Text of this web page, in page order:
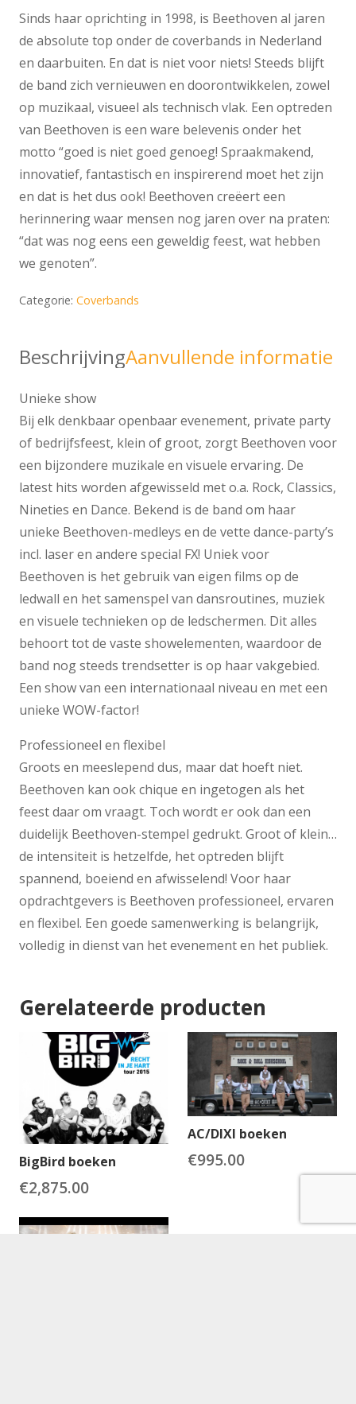
Sinds haar oprichting in 1998, is Beethoven al jaren
de absolute top onder de coverbands in Nederland
en daarbuiten. En dat is niet voor niets! Steeds blijft
de band zich vernieuwen en doorontwikkelen, zowel
op muzikaal, visueel als technisch vlak. Een optreden
van Beethoven is een ware belevenis onder het
motto “goed is niet goed genoeg! Spraakmakend,
innovatief, fantastisch en inspirerend moet het zijn
en dat is het dus ook! Beethoven creëert een
herinnering waar mensen nog jaren over na praten:
“dat was nog eens een geweldig feest, wat hebben
we genoten”.
Categorie: Coverbands
BeschrijvingAanvullende informatie
Unieke show
Bij elk denkbaar openbaar evenement, private party
of bedrijfsfeest, klein of groot, zorgt Beethoven voor
een bijzondere muzikale en visuele ervaring. De
latest hits worden afgewisseld met o.a. Rock, Classics,
Nineties en Dance. Bekend is de band om haar
unieke Beethoven-medleys en de vette dance-party’s
incl. laser en andere special FX! Uniek voor
Beethoven is het gebruik van eigen films op de
ledwall en het samenspel van dansroutines, muziek
en visuele technieken op de ledschermen. Dit alles
behoort tot de vaste showelementen, waardoor de
band nog steeds trendsetter is op haar vakgebied.
Een show van een internationaal niveau en met een
unieke WOW-factor!
Professioneel en flexibel
Groots en meeslepend dus, maar dat hoeft niet.
Beethoven kan ook chique en ingetogen als het
feest daar om vraagt. Toch wordt er ook dan een
duidelijk Beethoven-stempel gedrukt. Groot of klein…
de intensiteit is hetzelfde, het optreden blijft
spannend, boeiend en afwisselend! Voor haar
opdrachtgevers is Beethoven professioneel, ervaren
en flexibel. Een goede samenwerking is belangrijk,
volledig in dienst van het evenement en het publiek.
Gerelateerde producten
BigBird boeken
€2,875.00
AC/DIXI boeken
€995.00